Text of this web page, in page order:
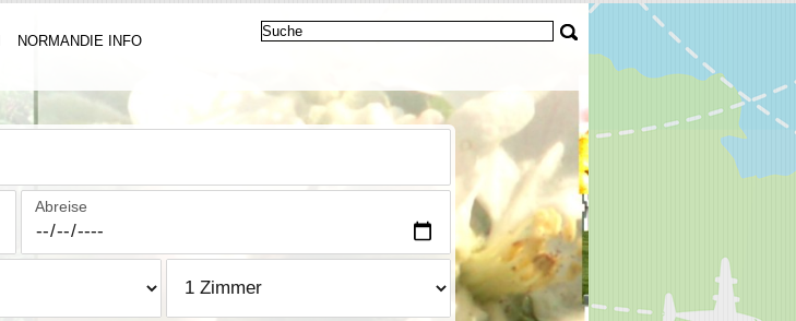
NORMANDIE INFO
Abreise